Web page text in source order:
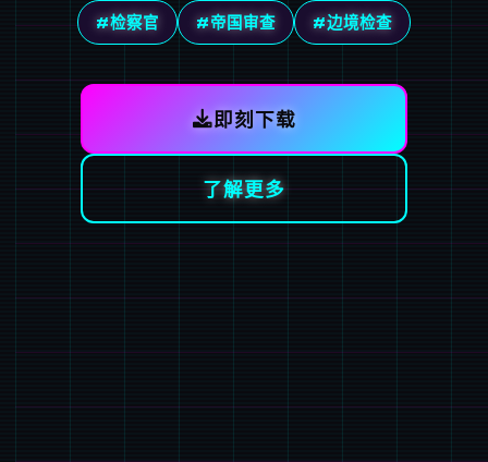
#检察官 #帝国审查 #边境检查
即刻下载
了解更多